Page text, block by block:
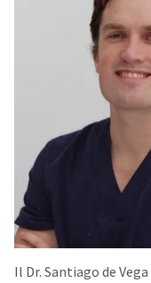
Il Dr. Santiago de